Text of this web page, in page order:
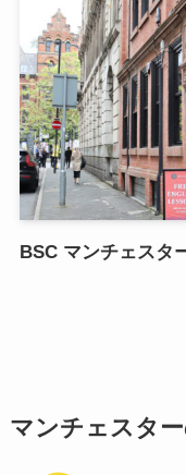
BSC マンチェスタ
マンチェスタ